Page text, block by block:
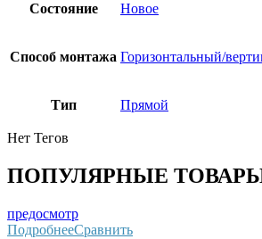
Состояние Новое
Способ монтажа Горизонтальный/
Тип Прямой
Нет Тегов
ПОПУЛЯРНЫЕ
предосмотр
ПодробнееСравнить